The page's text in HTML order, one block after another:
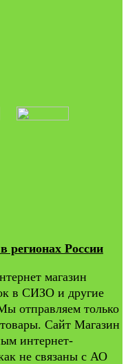
России
магазин
в СИЗО и другие
отправляем только
Сайт Магазин
интернет-
не связаны с АО